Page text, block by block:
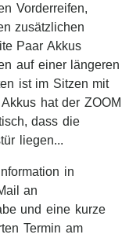
Vorderreifen,
zusätzlichen
Paar Akkus
auf einer längeren
ist im Sitzen mit
hat der ZOOM
dass die
liegen...
in
an
und eine kurze
Termin am